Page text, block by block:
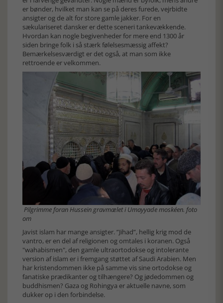
er bønder, hvilket man kan se på deres furede, vejrbidte
ansigter og de alt for store gamle jakker. For en
sækulariseret dansker er dette sceneri tankevækkende.
Hvordan kan nogle begivenheder for mere end 1300 år
siden bringe folk i så stærk følelsesmæssig affekt?
Bemærkelsesværdigt er det også, at man som ikke
rettroende er velkommen.
Pilgrimme foran Hussein gravmælet i Umayyade moskéen. foto
om
Javist islam har mange ansigter. ”Jihad”, hellig krig mod de
vantro, er en del af religionen og omtales i koranen. Også
"wahabismen", den gamle ultraortodokse og intolerante
version af islam er i fremgang støttet af Saudi Arabien. Men
har kristendommen ikke på samme vis sine ortodokse og
fanatiske prædikanter og tilhængere? Og jødedommen og
buddhismen? Gaza og Rohingya er aktuelle navne, som
dukker op i den forbindelse.